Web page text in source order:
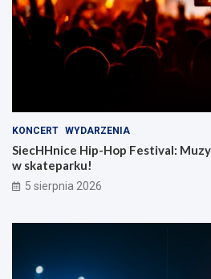
KONCERT WYDARZENIA
SiecHHnice Hip-Hop Festival:
w skateparku!
5 sierpnia 2026